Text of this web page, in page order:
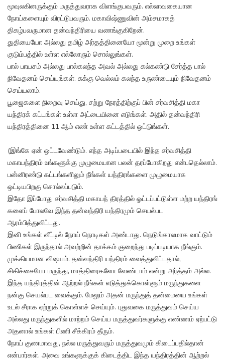
மூவுலகினருக்கும் மருத்துவராக விளங்குபவரும். எல்லாவகையான
நோய்களையும் விரட்டுபவரும். மகாவிஷ்ணுவின் அம்சமாகத்
திகழ்பவருமான தன்வந்திரியை வணங்குகிறேன்.
துதியையோ அல்லது தமிழ் அர்தத்தினையோ மூன்று முறை உங்கள்
குடும்பத்தில் உள்ள எல்லோரும் சொல்லுங்கள்.
பால் பாயசம் அல்லது பால்கலந்த அவல் அல்லது கல்கண்டு சேர்த்த பால்
நிவேதனம் செய்யுங்கள். சுக்கு வெல்லம் கலந்த உருண்டையும் நிவேதனம்
செய்யலாம்.
பூஜைகளை நிறைவு செய்து, சற்று நேரத்திற்குப் பின் சர்வசித்தி மகா
யந்திரக் கட்டங்கள் உள்ள அட்டையினை எடுங்கள். அதில் தன்வந்திரி
யந்திரத்தினை 11 ஆம் எண் உள்ள கட்டத்தில் ஒட்டுங்கள்.
(இங்கே ஏன் ஒட்டவேண்டும். எந்த அடிப்படையில் இந்த சர்வசித்தி
மகாயந்திரம் உங்களுக்கு முழுமையான பலன் தரப்போகிறது என்பதெல்லாம்.
பன்னிரண்டு கட்டங்களிலும் நீங்கள் யந்திரங்களை முழுமையாக
ஒட்டியபிறகு சொல்லப்படும்.
இதோ இப்போது சர்வசித்தி மகாயந் திரத்தில் ஓட்டப்பட்டுள்ள மற்ற யந்திரங்
களைப் போலவே இந்த தன்வந்திரி யந்திரமும் செயல்பட
ஆரம்பித்துவிட்டது.
இனி உங்கள் வீட்டில் நோய் நொடிகள் அண்டாது. நெடுங்காலமாக வாட்டும்
பிணிகள் இருந்தால் அவற்றின் தாக்கம் குறைந்து படிப்படியாக நீங்கும்.
முக்கியமான விஷயம். தன்வந்திரி யந்திரம் வைத்துவிட்டதால்,
சிகிச்சையோ மருந்து, மாத்திரைகளோ வேண்டாம் என்று அர்த்தம் அல்ல.
இந்த யந்திரத்தின் ஆற்றல் நீங்கள் எடுத்துக்கொள்ளும் மருந்துகளை
நன்கு செயல்பட வைக்கும். மேலும் அதன் மருந்துத் தன்மையை உங்கள்
உடல் சீராக ஏற்றுக் கொள்ளச் செய்யும். புதுவகை மருத்துவம் செய்ய
அல்லது மருந்துகளில் மாற்றம் செய்ய மருத்துவர்களுக்கு எண்ணம் ஏற்பட்டு
அதனால் உங்கள் பிணி சீக்கிரம் தீரும்.
நோய் குணமாவது, நல்ல மருத்துவரும் மருத்துவமும் கிடைப்பதில்தான்
என்பார்கள். அவை உங்களுக்குக் கிடைத்திட இந்த யந்திரத்தின் ஆற்றல்